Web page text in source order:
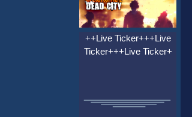
++Live Ticker+++Live
Ticker+++Live Ticker+